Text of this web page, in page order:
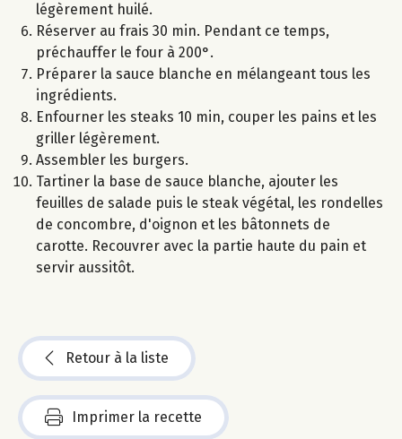
légèrement huilé.
Réserver au frais 30 min. Pendant ce temps,
préchauffer le four à 200°.
Préparer la sauce blanche en mélangeant tous les
ingrédients.
Enfourner les steaks 10 min, couper les pains et les
griller légèrement.
Assembler les burgers.
Tartiner la base de sauce blanche, ajouter les
feuilles de salade puis le steak végétal, les rondelles
de concombre, d'oignon et les bâtonnets de
carotte. Recouvrer avec la partie haute du pain et
servir aussitôt.
Retour à la liste
Imprimer la recette